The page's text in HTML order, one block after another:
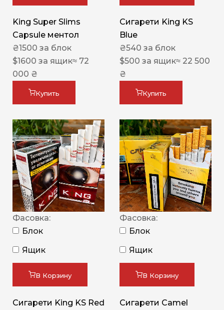
King Super Slims
Capsule ментол
₴1500 за блок
$1600 за ящик≈ 72
000 ₴
Купить
Сигарети King KS
Blue
₴540 за блок
$500 за ящик≈ 22 500
₴
Купить
Фасовка:
Блок
Ящик
В Корзину
Сигарети King KS Red
Фасовка:
Блок
Ящик
В Корзину
Сигарети Camel